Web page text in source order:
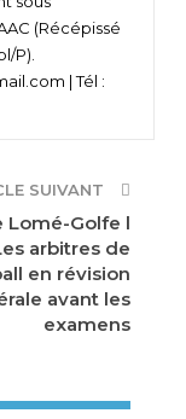
(Récépissé
P).
| Tél :
SUIVANT
Lomé-Golfe l
arbitres de
en révision
avant les
examens